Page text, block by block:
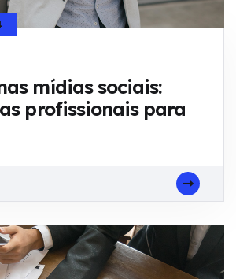
mídias sociais:
profissionais para